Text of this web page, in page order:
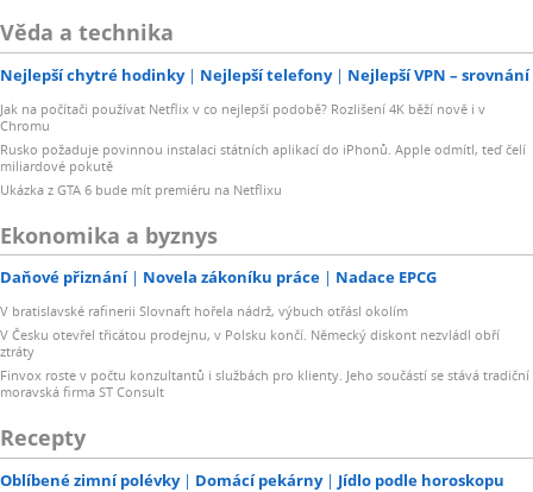
Věda a technika
Nejlepší chytré hodinky Nejlepší telefony Nejlepší VPN – srovnání
Jak na počítači používat Netflix v co nejlepší podobě? Rozlišení 4K běží nově i v
Chromu
Rusko požaduje povinnou instalaci státních aplikací do iPhonů. Apple odmítl, teď čelí
miliardové pokutě
Ukázka z GTA 6 bude mít premiéru na Netflixu
Ekonomika a byznys
Daňové přiznání Novela zákoníku práce Nadace EPCG
V bratislavské rafinerii Slovnaft hořela nádrž, výbuch otřásl okolím
V Česku otevřel třicátou prodejnu, v Polsku končí. Německý diskont nezvládl obří
ztráty
Finvox roste v počtu konzultantů i službách pro klienty. Jeho součástí se stává tradiční
moravská firma ST Consult
Recepty
Oblíbené zimní polévky Domácí pekárny Jídlo podle horoskopu